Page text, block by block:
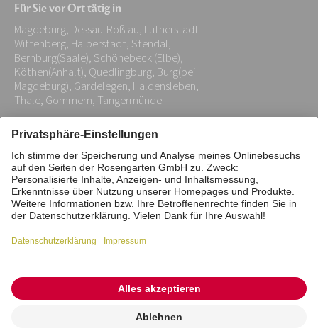
Adresse:
*
Für Sie vor Ort tätig in
Magdeburg, Dessau-Roßlau, Lutherstadt
Wittenberg, Halberstadt, Stendal,
Bernburg(Saale), Schönebeck (Elbe),
Köthen(Anhalt), Quedlingburg, Burg(bei
Magdeburg), Gardelegen, Haldensleben,
Thale, Gommern, Tangermünde
Impressum Datenschutz
Stiftung
Interne Meldestelle
Zahlungsmittel
Barrierefreiheitserklärung
Vertrag widerrufen
© 2026 ROSENGARTEN-Tierbestattung